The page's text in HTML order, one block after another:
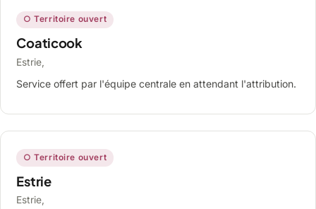
○ Territoire ouvert
Coaticook
Estrie,
Service offert par l'équipe centrale en attendant l'attribution.
○ Territoire ouvert
Estrie
Estrie,